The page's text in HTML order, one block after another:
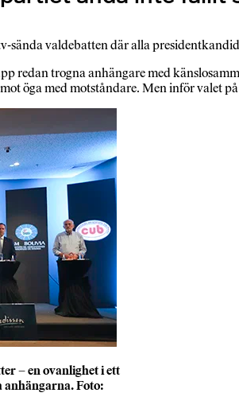
sända valdebatten där alla
redan trogna anhängare med
öga med motståndare. Men inför valet
– en ovanlighet i ett
anhängarna. Foto: